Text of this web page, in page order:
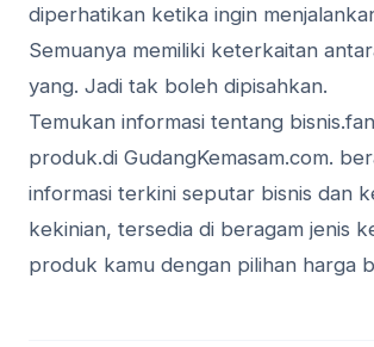
diperhatikan ketika ingin
Semuanya memiliki keterkaitan
yang. Jadi tak boleh dipisahkan.
Temukan informasi tentang
produk.di GudangKemasam.com.
informasi terkini seputar bisnis dan
kekinian, tersedia di beragam jenis
produk kamu dengan pilihan harga